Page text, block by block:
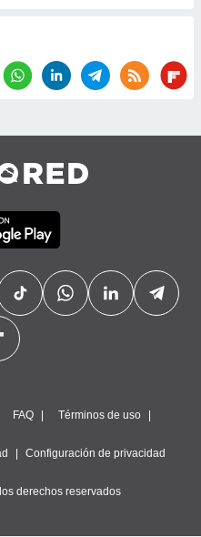
FAQ Términos de uso
Configuración de privacidad
derechos reservados